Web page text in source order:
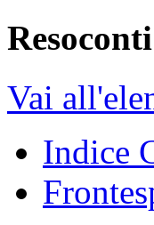
Vai
Indice